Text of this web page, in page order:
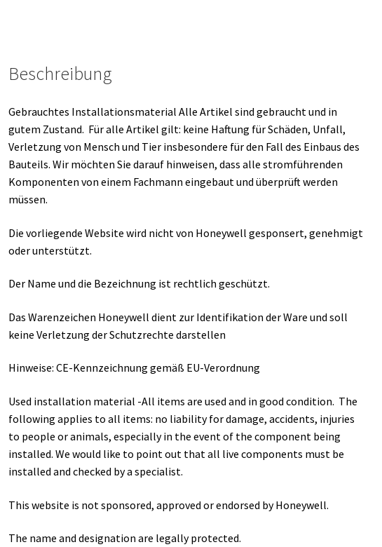
Beschreibung
Gebrauchtes Installationsmaterial Alle Artikel sind gebraucht und in
gutem Zustand. Für alle Artikel gilt: keine Haftung für Schäden, Unfall,
Verletzung von Mensch und Tier insbesondere für den Fall des Einbaus des
Bauteils. Wir möchten Sie darauf hinweisen, dass alle stromführenden
Komponenten von einem Fachmann eingebaut und überprüft werden
müssen.
Die vorliegende Website wird nicht von Honeywell gesponsert, genehmigt
oder unterstützt.
Der Name und die Bezeichnung ist rechtlich geschützt.
Das Warenzeichen Honeywell dient zur Identifikation der Ware und soll
keine Verletzung der Schutzrechte darstellen
Hinweise: CE-Kennzeichnung gemäß EU-Verordnung
Used installation material -All items are used and in good condition. The
following applies to all items: no liability for damage, accidents, injuries
to people or animals, especially in the event of the component being
installed. We would like to point out that all live components must be
installed and checked by a specialist.
This website is not sponsored, approved or endorsed by Honeywell.
The name and designation are legally protected.